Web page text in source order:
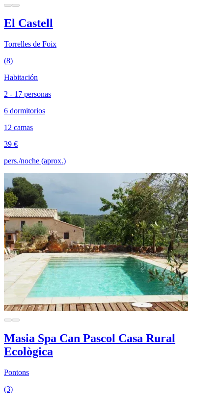
El Castell
Torrelles de Foix
(8)
Habitación
2 - 17 personas
6 dormitorios
12 camas
39 €
pers./noche (aprox.)
Masia Spa Can Pascol Casa Rural
Ecològica
Pontons
(3)